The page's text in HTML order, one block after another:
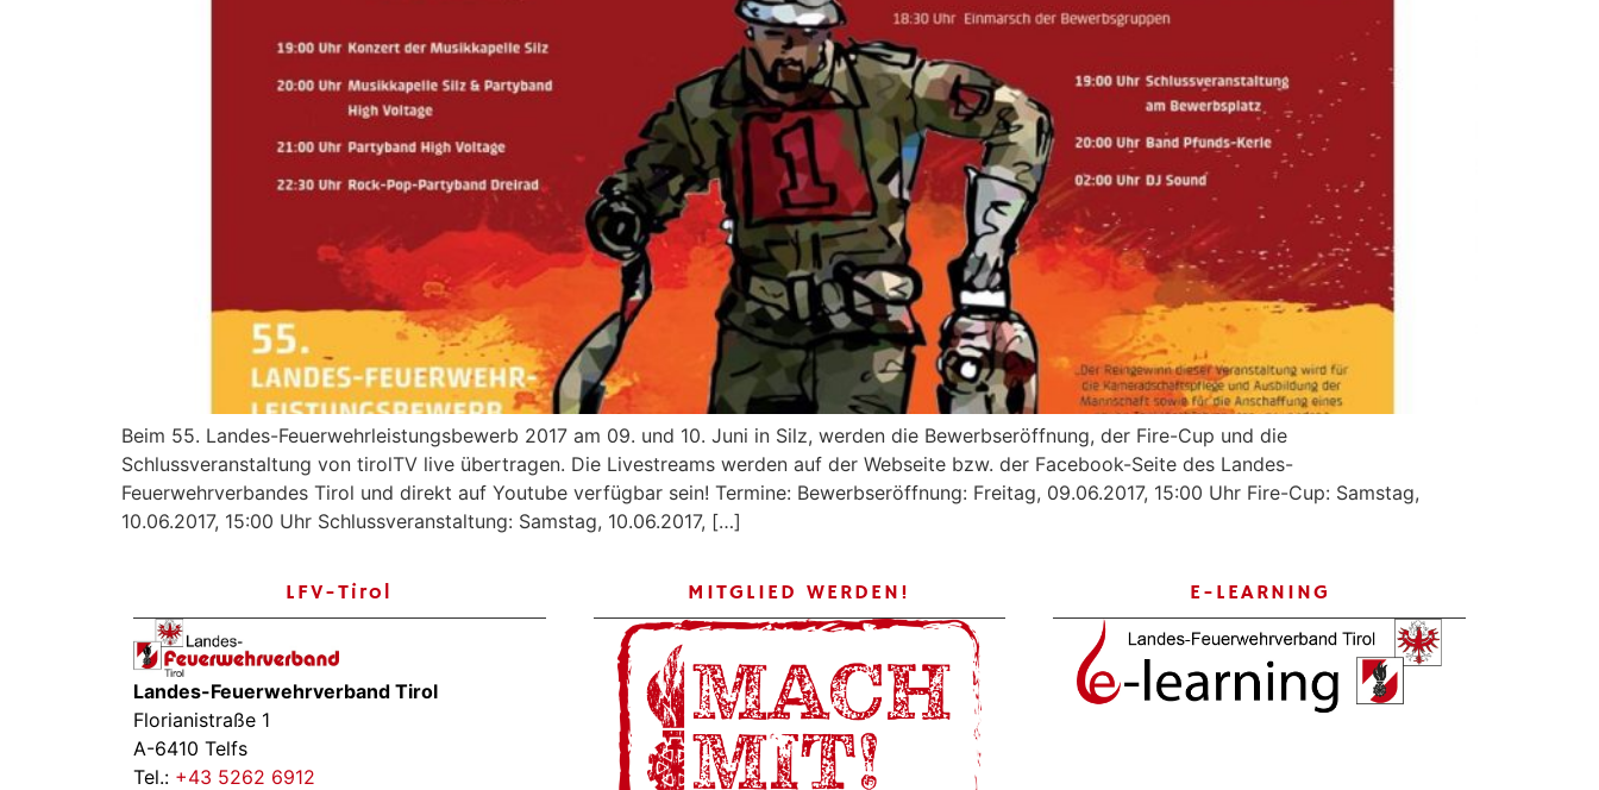
Beim 55. Landes-Feuerwehrleistungsbewerb 2017 am 09. und 10. Juni in Silz, werden die Bewerbseröffnung, der Fire-Cup und die
Schlussveranstaltung von tirolTV live übertragen. Die Livestreams werden auf der Webseite bzw. der Facebook-Seite des Landes-
Feuerwehrverbandes Tirol und direkt auf Youtube verfügbar sein! Termine: Bewerbseröffnung: Freitag, 09.06.2017, 15:00 Uhr Fire-Cup: Samstag,
10.06.2017, 15:00 Uhr Schlussveranstaltung: Samstag, 10.06.2017, […]
LFV-Tirol
Landes-Feuerwehrverband Tirol
Florianistraße 1
A-6410 Telfs
Tel.: +43 5262 6912
MITGLIED WERDEN! E-LEARNING